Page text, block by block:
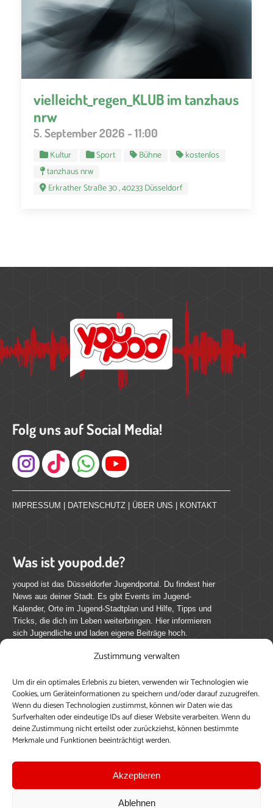
Zustimmung verwalten
Um dir ein optimales Erlebnis zu bieten, verwenden wir Technologien wie
Cookies, um Geräteinformationen zu speichern und/oder darauf zuzugreifen.
Wenn du diesen Technologien zustimmst, können wir Daten wie das
Surfverhalten oder eindeutige IDs auf dieser Website verarbeiten. Wenn du
deine Zustimmung nicht erteilst oder zurückziehst, können bestimmte
Merkmale und Funktionen beeinträchtigt werden.
Akzeptieren
Ablehnen
vielleicht_regen_KLUB im tanzhaus
nrw
5. September 2026 - 11:00
Kultur Sport Bühne
kostenlos
tanzhaus nrw
Erkrather Straße 30 , 40233 Düsseldorf
Folg uns auf Social Media!
Instagram
IMPRESSUM | DATENSCHUTZ | ÜBER UNS | KONTAKT
Was ist youpod.de?
youpod ist das Düsseldorfer Jugendportal. Du findest hier
News aus deiner Stadt. Es gibt Events im Jugend-
Kalender, Orte im Jugend-Stadtplan und Hilfe, Tipps und
Tricks, die dich im Leben weiterbringen. Hier informieren
sich Jugendliche und laden eigene Beiträge hoch.
youpod.de lebt von Menschen wie dir. Sammel
journalistische Erfahrung, teile deine Perspektive und
veröffentliche deine Beiträge auf youpod.de.Du musst
dich anmelden, um alle Funktionen nutzen zu können, ein
Profil anzulegen, eigene Beiträge hochzuladen und zu
Einloggen